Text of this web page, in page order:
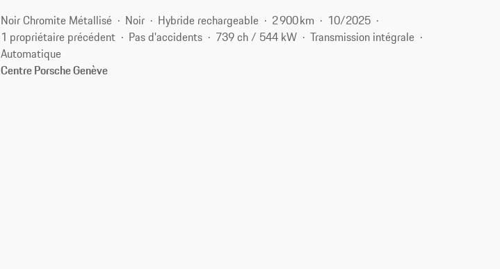
Noir Chromite Métallisé Noir Hybride rechargeable 2 900 km
10/2025
1 propriétaire précédent
Pas d'accidents 739 ch / 544 kW
Transmission intégrale
Automatique
Centre Porsche Genève